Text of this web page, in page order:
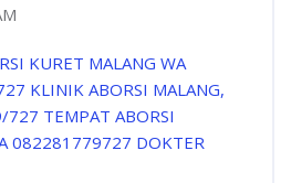
KURET MALANG WA
KLINIK ABORSI MALANG,
TEMPAT ABORSI
082281779727 DOKTER